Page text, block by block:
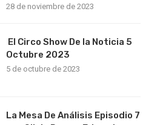
28 de noviembre de 2023
El Circo Show De la Noticia 5
Octubre 2023
5 de octubre de 2023
La Mesa De Análisis Episodio 7